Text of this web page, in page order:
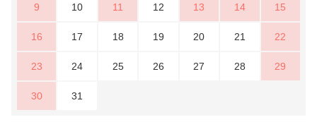
9 10 11 12 13 14 15
16 17 18 19 20 21 22
23 24 25 26 27 28 29
30 31